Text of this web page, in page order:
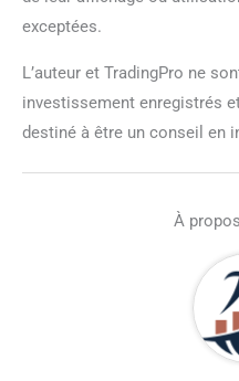
exceptées.
L’auteur et TradingPro ne
investissement enregistrés
destiné à être un conseil en
À